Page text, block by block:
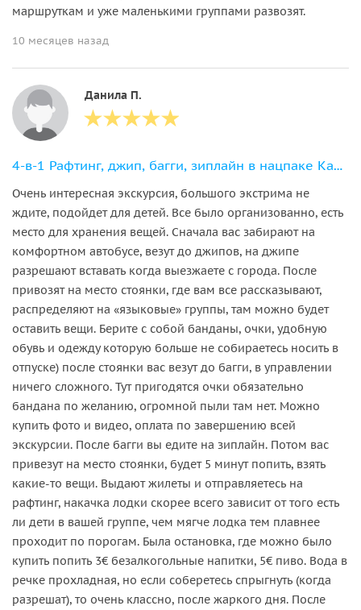
маршруткам и уже маленькими группами развозят.
10 месяцев назад
Данила П.
4-в-1 Рафтинг, джип, багги, зиплайн в нацпаке Каньон Кепрюлю
Очень интересная экскурсия, большого экстрима не
ждите, подойдет для детей. Все было организованно, есть
место для хранения вещей. Сначала вас забирают на
комфортном автобусе, везут до джипов, на джипе
разрешают вставать когда выезжаете с города. После
привозят на место стоянки, где вам все рассказывают,
распределяют на «языковые» группы, там можно будет
оставить вещи. Берите с собой банданы, очки, удобную
обувь и одежду которую больше не собираетесь носить в
отпуске) после стоянки вас везут до багги, в управлении
ничего сложного. Тут пригодятся очки обязательно
бандана по желанию, огромной пыли там нет. Можно
купить фото и видео, оплата по завершению всей
экскурсии. После багги вы едите на зиплайн. Потом вас
привезут на место стоянки, будет 5 минут попить, взять
какие-то вещи. Выдают жилеты и отправляетесь на
рафтинг, накачка лодки скорее всего зависит от того есть
ли дети в вашей группе, чем мягче лодка тем плавнее
проходит по порогам. Была остановка, где можно было
купить попить 3€ безалкогольные напитки, 5€ пиво. Вода в
речке прохладная, но если соберетесь спрыгнуть (когда
разрешат), то очень классно, после жаркого дня. После